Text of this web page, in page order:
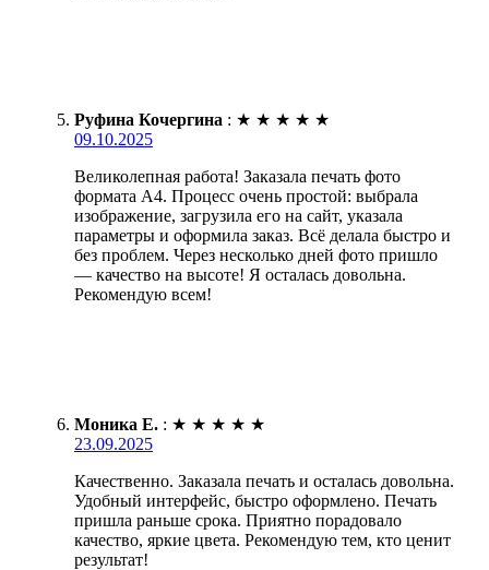
Руфина Кочергина : ★ ★ ★ ★ ★
09.10.2025
Великолепная работа! Заказала печать фото
формата А4. Процесс очень простой: выбрала
изображение, загрузила его на сайт, указала
параметры и оформила заказ. Всё делала быстро и
без проблем. Через несколько дней фото пришло
— качество на высоте! Я осталась довольна.
Рекомендую всем!
Моника Е. : ★ ★ ★ ★ ★
23.09.2025
Качественно. Заказала печать и осталась довольна.
Удобный интерфейс, быстро оформлено. Печать
пришла раньше срока. Приятно порадовало
качество, яркие цвета. Рекомендую тем, кто ценит
результат!